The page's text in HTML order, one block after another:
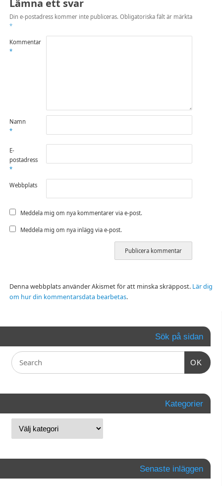
Lämna ett svar
Din e-postadress kommer inte publiceras. Obligatoriska fält är märkta
*
Kommentar
*
Namn
*
E-
postadress
*
Webbplats
Meddela mig om nya kommentarer via e-post.
Meddela mig om nya inlägg via e-post.
Denna webbplats använder Akismet för att minska skräppost. Lär dig
om hur din kommentarsdata bearbetas.
Sök på sidan
OK
Kategorier
Senaste inläggen